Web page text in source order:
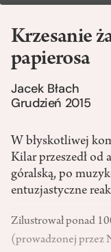
Krzesanie
papierosa
Jacek Błach
Grudzień 2015
W błyskotliwej
Kilar przeszedł od
góralską, po
entuzjastyczne
Zilustrował ponad
(prowadzonej przez